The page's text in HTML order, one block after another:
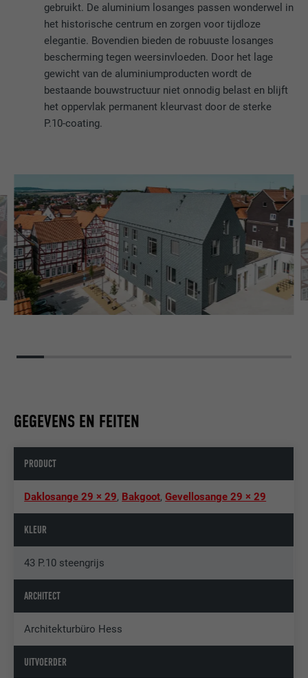
gebruikt. De aluminium losanges passen wonderwel in
het historische centrum en zorgen voor tijdloze
elegantie. Bovendien bieden de robuuste losanges
bescherming tegen weersinvloeden. Door het lage
gewicht van de aluminiumproducten wordt de
bestaande bouwstructuur niet onnodig belast en blijft
het oppervlak permanent kleurvast door de sterke
P.10-coating.
GEGEVENS EN FEITEN
PRODUCT
Daklosange 29 × 29, Bakgoot,Gevellosange 29 × 29
KLEUR
43 P.10 steengrijs
ARCHITECT
Architekturbüro Hess
UITVOERDER